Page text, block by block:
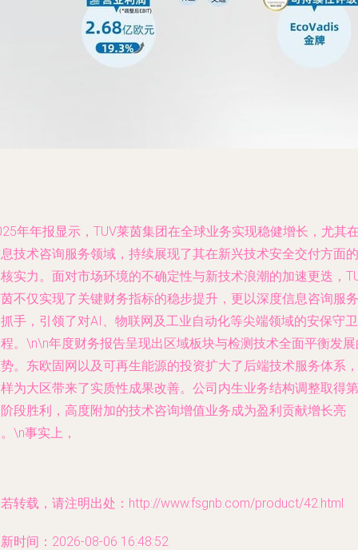
年年报显示，TUV莱茵集团在全球业务实现稳健增长，尤其
技术咨询服务领域，持续展现了其在新兴技术安全交付方面的
实力。面对市场环境的不确定性与新技术浪潮的加速更迭，
不仅实现了关键财务指标的稳步提升，更以深度信息咨询服务
手，引领了对AI、物联网及工业自动化等尖端领域的安保守卫
。\n\n年度财务报告呈现出区域板块与检测技术全面平衡发
。东欧固网以及可再生能源的投资扩大了后端技术服务体系，
为大区带来了实质性成果改善。公司内生业务结构调整取得第
段胜利，高度附加的技术咨询增值业务成为盈利贡献增长亮
\n事实上，
转载，请注明出处：http://www.fsgnb.com/product/42.html
时间：2026-08-06 16:48:52